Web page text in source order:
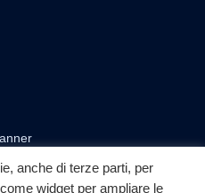
anche di terze parti, per
widget per ampliare le